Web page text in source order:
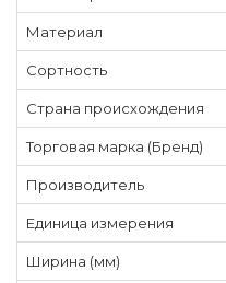
Материал
Сортность
Страна происхождения
Торговая марка (Бренд)
Производитель
Единица измерения
Ширина (мм)